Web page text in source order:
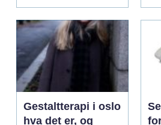
Gestaltterapi i oslo
hva det er, og